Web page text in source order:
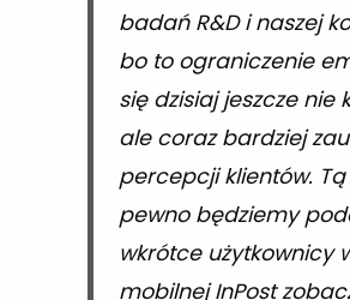
badań R&D i naszej
bo to ograniczenie
się dzisiaj jeszcze nie
ale coraz bardziej
percepcji klientów.
pewno będziemy
wkrótce użytkownicy
mobilnej InPost